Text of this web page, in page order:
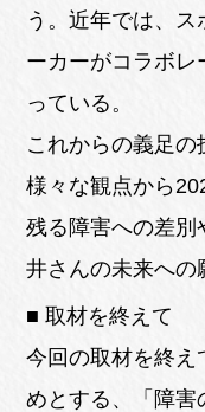
う。近年では、
ーカーがコラボ
っている。
これからの義足の
様々な観点から
残る障害への差別
井さんの未来への
■ 取材を終えて
今回の取材を終え
めとする、「障害